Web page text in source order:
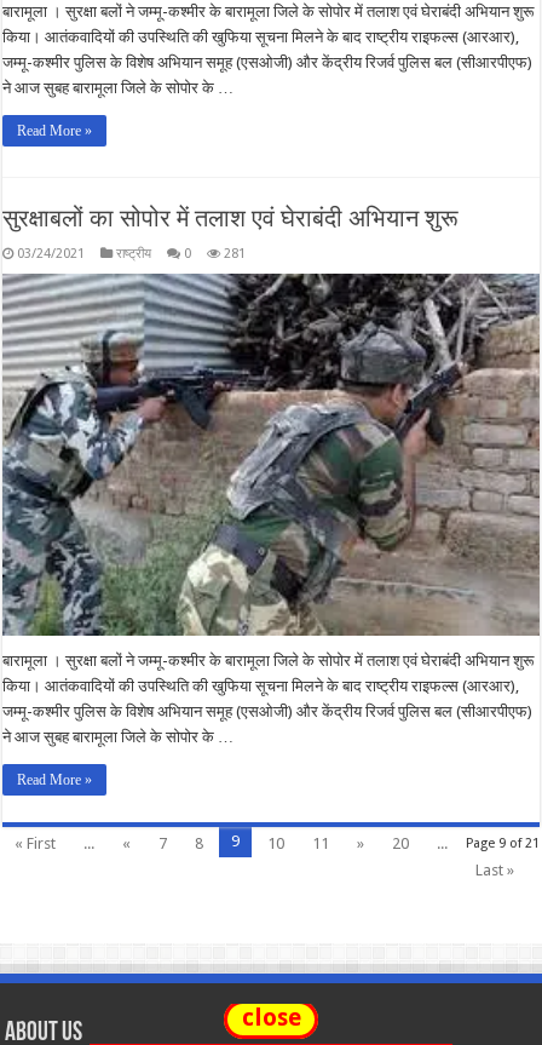
बारामूला । सुरक्षा बलों ने जम्मू-कश्मीर के बारामूला जिले के सोपोर में तलाश एवं घेराबंदी अभियान शुरू
किया। आतंकवादियों की उपस्थिति की खुफिया सूचना मिलने के बाद राष्ट्रीय राइफल्स (आरआर),
जम्मू-कश्मीर पुलिस के विशेष अभियान समूह (एसओजी) और केंद्रीय रिजर्व पुलिस बल (सीआरपीएफ)
ने आज सुबह बारामूला जिले के सोपोर के …
Read More »
सुरक्षाबलों का सोपोर में तलाश एवं घेराबंदी अभियान शुरू
03/24/2021 राष्ट्रीय 0 281
बारामूला । सुरक्षा बलों ने जम्मू-कश्मीर के बारामूला जिले के सोपोर में तलाश एवं घेराबंदी अभियान शुरू
किया। आतंकवादियों की उपस्थिति की खुफिया सूचना मिलने के बाद राष्ट्रीय राइफल्स (आरआर),
जम्मू-कश्मीर पुलिस के विशेष अभियान समूह (एसओजी) और केंद्रीय रिजर्व पुलिस बल (सीआरपीएफ)
ने आज सुबह बारामूला जिले के सोपोर के …
Read More »
Page 9 of 21
« First ... « 7 8 9 10 11 » 20
...
Last »
About Us
close